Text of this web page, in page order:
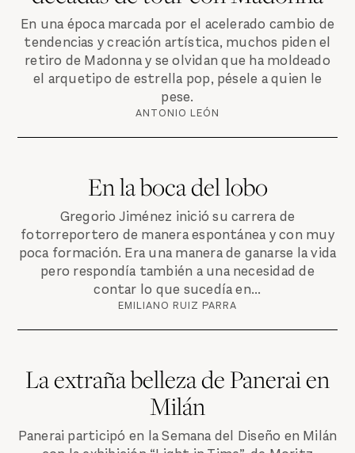
En una época marcada por el acelerado cambio de
tendencias y creación artística, muchos piden el
retiro de Madonna y se olvidan que ha moldeado
el arquetipo de estrella pop, pésele a quien le
pese.
ANTONIO LEÓN
En la boca del lobo
Gregorio Jiménez inició su carrera de
fotorreportero de manera espontánea y con muy
poca formación. Era una manera de ganarse la vida
pero respondía también a una necesidad de
contar lo que sucedía en...
EMILIANO RUIZ PARRA
La extraña belleza de Panerai en
Milán
Panerai participó en la Semana del Diseño en Milán